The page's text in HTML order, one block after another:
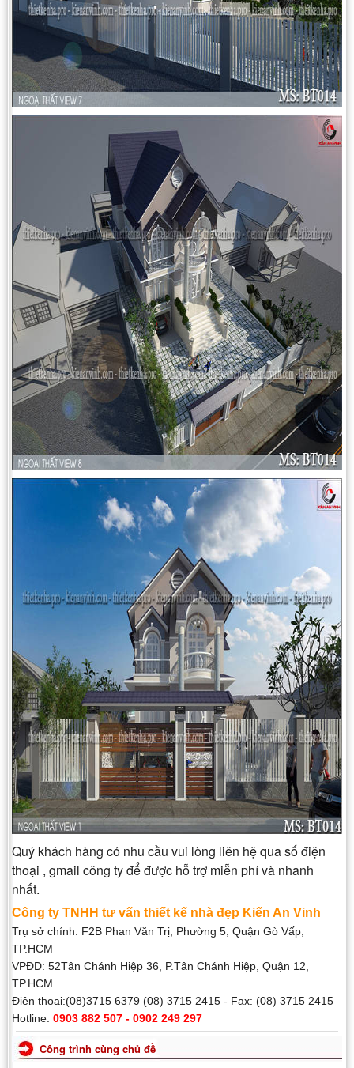
Quý khách hàng có nhu cầu vui lòng liên hệ qua số điện
thoại , gmail công ty để được hỗ trợ miễn phí và nhanh
nhất.
Công ty TNHH tư vấn thiết kế nhà đẹp Kiến An Vinh
Trụ sở chính: F2B Phan Văn Trị, Phường 5, Quận Gò Vấp,
TP.HCM
VPĐD: 52Tân Chánh Hiệp 36, P.Tân Chánh Hiệp, Quận 12,
TP.HCM
Điện thoại:(08)3715 6379 (08) 3715 2415 - Fax: (08) 3715 2415
Hotline: 0903 882 507 - 0902 249 297
Công trình cùng chủ đề